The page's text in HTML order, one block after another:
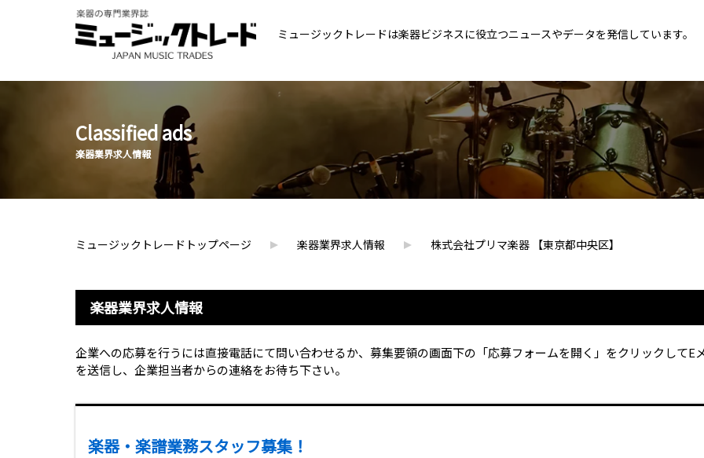
ミュージックトレードは楽器ビジネスに役立つニュースやデータを発信しています。
Classified ads
楽器業界求人情報
ミュージックトレードトップページ 楽器業界求人情報 株式会社プリマ楽器 【東京都中央区】
楽器業界求人情報
企業への応募を行うには直接電話にて問い合わせるか、募集要領の画面下の「応募フォームを開く」をクリックしてE
を送信し、企業担当者からの連絡をお待ち下さい。
楽器・楽譜業務スタッフ募集！